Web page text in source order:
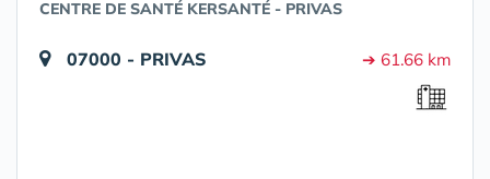
CENTRE DE SANTÉ KERSANTÉ - PRIVAS
07000 - PRIVAS ➔ 61.66 km